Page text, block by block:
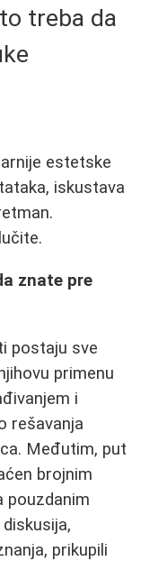
treba da
estetske
iskustava
znate pre
postaju sve
primenu
i
rešavanja
Međutim, put
brojnim
pouzdanim
prikupili